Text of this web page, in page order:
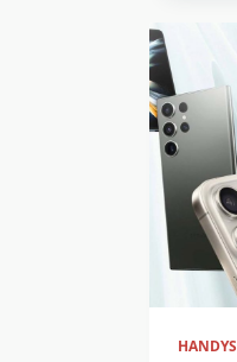
HANDYS